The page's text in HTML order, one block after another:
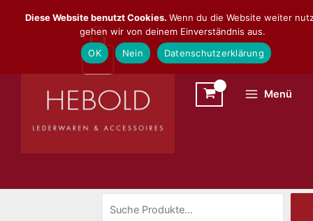
Inhalt
Menü
Diese Website benutzt Cookies. Wenn du die Website weiter
gehen wir von deinem Einverständnis aus.
OK
Nein Datenschutzerklärung